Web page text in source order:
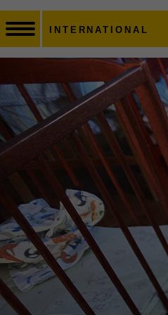
INTERNATIONAL